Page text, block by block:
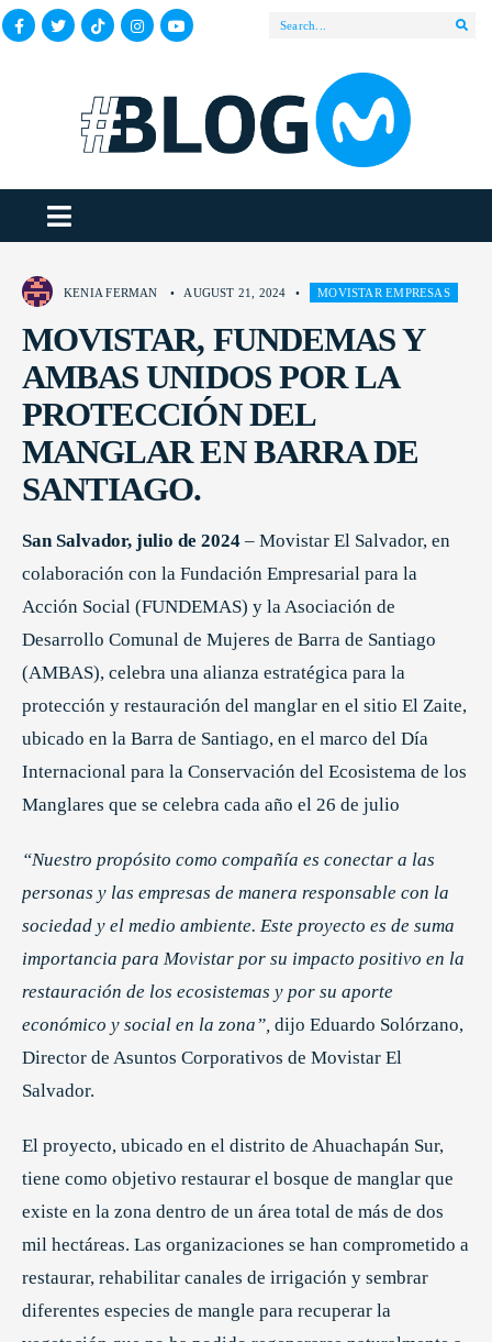
KENIA FERMAN • AUGUST 21, 2024 • MOVISTAR EMPRESAS
MOVISTAR, FUNDEMAS Y
AMBAS UNIDOS POR LA
PROTECCIÓN DEL
MANGLAR EN BARRA DE
SANTIAGO.
San Salvador, julio de 2024 – Movistar El Salvador, en
colaboración con la Fundación Empresarial para la
Acción Social (FUNDEMAS) y la Asociación de
Desarrollo Comunal de Mujeres de Barra de Santiago
(AMBAS), celebra una alianza estratégica para la
protección y restauración del manglar en el sitio El Zaite,
ubicado en la Barra de Santiago, en el marco del Día
Internacional para la Conservación del Ecosistema de los
Manglares que se celebra cada año el 26 de julio
“Nuestro propósito como compañía es conectar a las
personas y las empresas de manera responsable con la
sociedad y el medio ambiente. Este proyecto es de suma
importancia para Movistar por su impacto positivo en la
restauración de los ecosistemas y por su aporte
económico y social en la zona”, dijo Eduardo Solórzano,
Director de Asuntos Corporativos de Movistar El
Salvador.
El proyecto, ubicado en el distrito de Ahuachapán Sur,
tiene como objetivo restaurar el bosque de manglar que
existe en la zona dentro de un área total de más de dos
mil hectáreas. Las organizaciones se han comprometido a
restaurar, rehabilitar canales de irrigación y sembrar
diferentes especies de mangle para recuperar la